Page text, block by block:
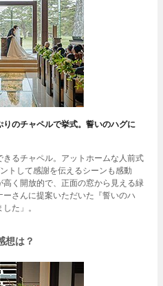
のチャペルで挙式。誓いのハグに
るチャペル。アットホームな人前式
トして感謝を伝えるシーンも感動
く開放的で、正面の窓から見える緑
さんに提案いただいた『誓いのハ
た」。
想は？